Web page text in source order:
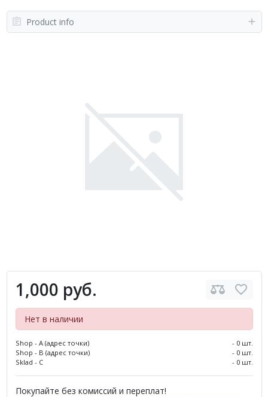
Product info
1,000 руб.
Нет в наличии
Shop - A (адрес точки)
- 0 шт.
Shop - B (адрес точки)
- 0 шт.
Sklad - C
- 0 шт.
Покупайте без комиссий и переплат!